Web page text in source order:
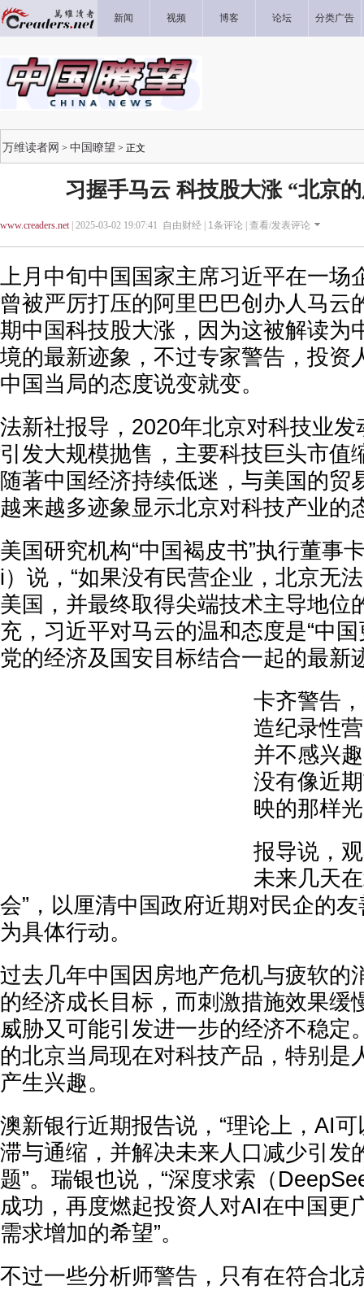
新闻 视频 博客 论坛 分类广告
万维读者网 > 中国瞭望 > 正文
习握手马云 科技股大涨 “北京
www.creaders.net| 2025-03-02 19:07:41 自由财经 | 1条评论 | 查看/发表评论
上月中旬中国国家主席习近平在一场
曾被严厉打压的阿里巴巴创办人马云
期中国科技股大涨，因为这被解读为
境的最新迹象，不过专家警告，投资
中国当局的态度说变就变。
法新社报导，2020年北京对科技业
引发大规模抛售，主要科技巨头市值
随著中国经济持续低迷，与美国的贸
越来越多迹象显示北京对科技产业的
美国研究机构“中国褐皮书”执行董事
i）说，“如果没有民营企业，北京无
美国，并最终取得尖端技术主导地位
充，习近平对马云的温和态度是“中
党的经济及国安目标结合一起的最新
卡齐警告
造纪录性
并不感兴
没有像近
映的那样
报导说，
未来几天
会”，以厘清中国政府近期对民企的
为具体行动。
过去几年中国因房地产危机与疲软的
的经济成长目标，而刺激措施效果缓
威胁又可能引发进一步的经济不稳定
的北京当局现在对科技产品，特别是
产生兴趣。
澳新银行近期报告说，“理论上，AI
滞与通缩，并解决未来人口减少引发
题”。瑞银也说，“深度求索（
成功，再度燃起投资人对AI在中国更
需求增加的希望”。
不过一些分析师警告，只有在符合北